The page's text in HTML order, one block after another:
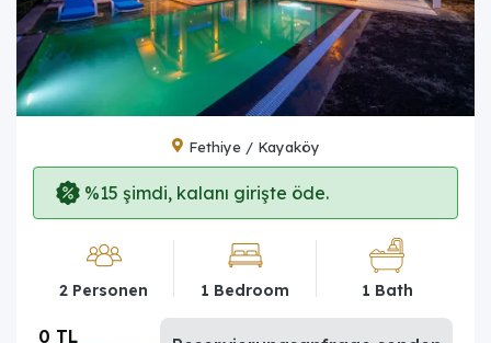
Fethiye / Kayaköy
%15 şimdi, kalanı girişte öde.
2 Personen 1 Bedroom 1 Bath
0 TL